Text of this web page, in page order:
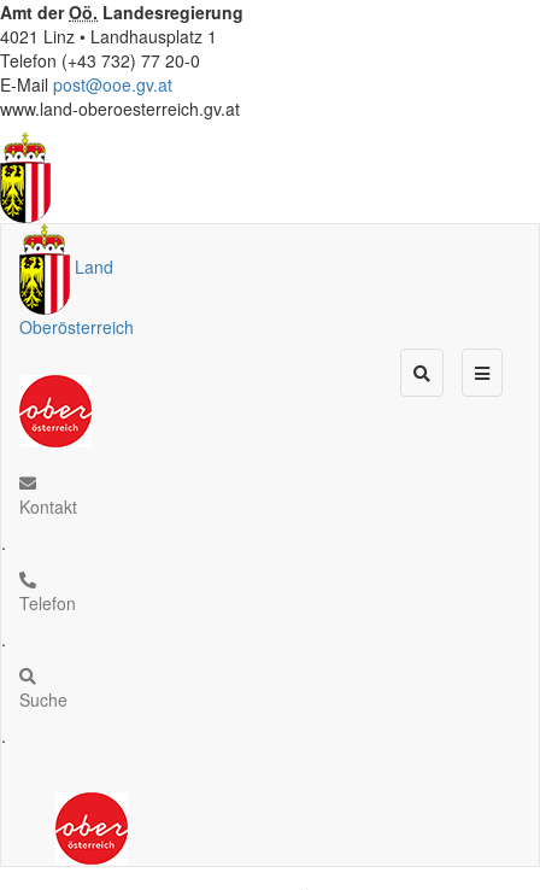
Amt derOö. Landesregierung
4021 Linz • Landhausplatz 1
Telefon (+43 732) 77 20-0
E-Mail post@ooe.gv.at
www.land-oberoesterreich.gv.at
Land
Oberösterreich
Kontakt
.
Telefon
.
Suche
.